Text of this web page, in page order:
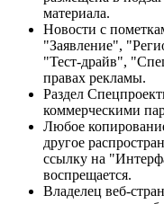
материала.
Новости с
"Заявление",
"Тест-драйв",
правах рекламы.
Раздел
коммерческими
Любое
другое
ссылку на
воспрещается.
Владелец веб-